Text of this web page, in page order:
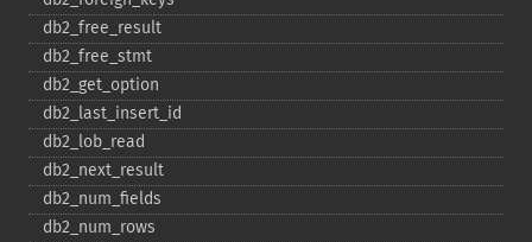
db2_​free_​result
db2_​free_​stmt
db2_​get_​option
db2_​last_​insert_​id
db2_​lob_​read
db2_​next_​result
db2_​num_​fields
db2_​num_​rows